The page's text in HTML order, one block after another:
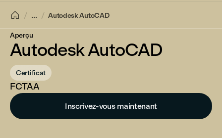
 ... Autodesk AutoCAD
Aperçu
Autodesk AutoCAD
Certificat
FCTAA
Inscrivez-vous maintenant